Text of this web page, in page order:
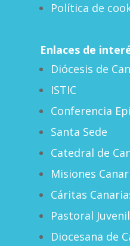
Política de
Enlaces de
Diócesis de
ISTIC
Conferencia
Santa Sede
Catedral de
Misiones
Cáritas
Pastoral
Diocesana de